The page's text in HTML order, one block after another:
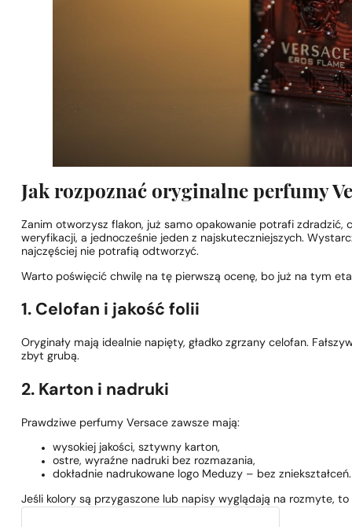
Jak rozpoznać oryginalne perfumy
Zanim otworzysz flakon, już samo opakowanie potrafi zdradzić,
weryfikacji, a jednocześnie jeden z najskuteczniejszych.
najczęściej nie potrafią odtworzyć.
Warto poświęcić chwilę na tę pierwszą ocenę, bo już na tym
1. Celofan i jakość folii
Oryginały mają idealnie napięty, gładko zgrzany celofan.
zbyt grubą.
2. Karton i nadruki
Prawdziwe perfumy Versace zawsze mają:
wysokiej jakości, sztywny karton,
ostre, wyraźne nadruki bez rozmazania,
dokładnie nadrukowane logo Meduzy – bez zniekształceń.
Jeśli kolory są przygaszone lub napisy wyglądają na rozmyte,